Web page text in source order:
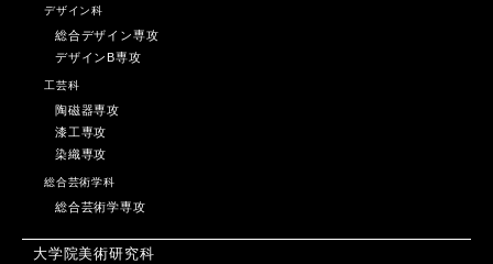
デザイン科
総合デザイン専攻
デザインB専攻
工芸科
陶磁器専攻
漆工専攻
染織専攻
総合芸術学科
総合芸術学専攻
大学院美術研究科